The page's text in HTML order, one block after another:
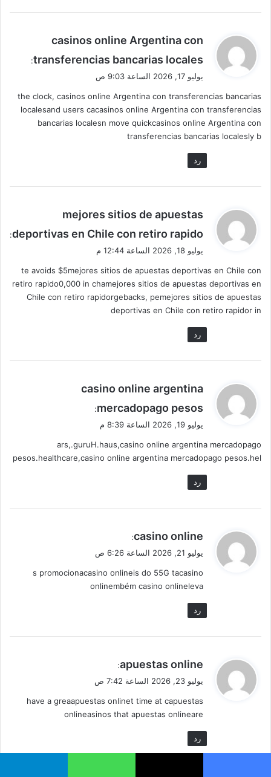
ي
و
ل
casinos online Argentina con
transferencias bancarias locales
:
يوليو 17, 2026 الساعة 9:03 ص
the clock, casinos online Argentina con transferencias bancarias
localesand users cacasinos online Argentina con transferencias
bancarias localesn move quickcasinos online Argentina con
transferencias bancarias localesly b
رد
ي
و
ل
mejores sitios de apuestas
deportivas en Chile con retiro rapido
:
يوليو 18, 2026 الساعة 12:44 م
te avoids $5mejores sitios de apuestas deportivas en Chile con
retiro rapido0,000 in chamejores sitios de apuestas deportivas en
Chile con retiro rapidorgebacks, pemejores sitios de apuestas
deportivas en Chile con retiro rapidor in
رد
ي
و
ل
casino online argentina
mercadopago pesos
:
يوليو 19, 2026 الساعة 8:39 م
ars,.guruH.haus,casino online argentina mercadopago
pesos.healthcare,casino online argentina mercadopago pesos.hel
رد
ي
ل
casino online
:
يوليو 21, 2026 الساعة 6:26 ص
s promocionacasino onlineis do 55G tacasino
onlinembém casino onlineleva
رد
ي
ل
apuestas online
:
يوليو 23, 2026 الساعة 7:42 ص
have a greaapuestas onlinet time at capuestas
onlineasinos that apuestas onlineare
رد